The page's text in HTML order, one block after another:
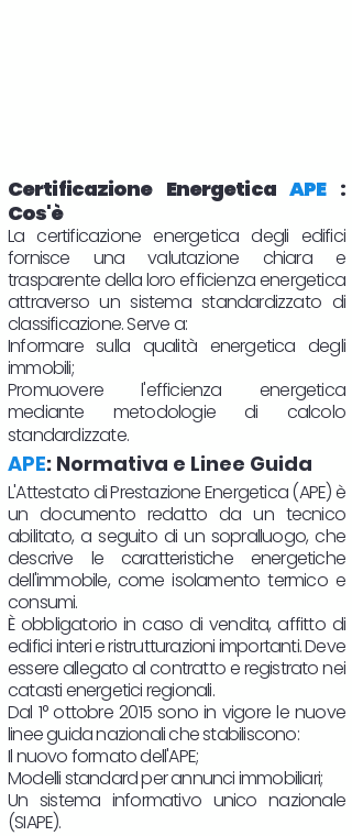
Certificazione EnergeticaAPE:
Cos'è
La certificazione energetica degli edifici
fornisce una valutazione chiara e
trasparente della loro efficienza energetica
attraverso un sistema standardizzato di
classificazione. Serve a:
Informare sulla qualità energetica degli
immobili;
Promuovere l'efficienza energetica
mediante metodologie di calcolo
standardizzate.
APE: Normativa e Linee Guida
L'Attestato di Prestazione Energetica (APE) è
un documento redatto da un tecnico
abilitato, a seguito di un sopralluogo, che
descrive le caratteristiche energetiche
dell'immobile, come isolamento termico e
consumi.
È obbligatorio in caso di vendita, affitto di
edifici interi e ristrutturazioni importanti. Deve
essere allegato al contratto e registrato nei
catasti energetici regionali.
Dal 1° ottobre 2015 sono in vigore le nuove
linee guida nazionali che stabiliscono:
Il nuovo formato dell'APE;
Modelli standard per annunci immobiliari;
Un sistema informativo unico nazionale
(SIAPE).